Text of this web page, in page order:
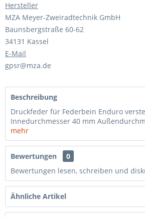
Hersteller
MZA Meyer-Zweiradtechnik GmbH
Baunsbergstraße 60-62
34131 Kassel
E-Mail
gpsr@mza.de
Beschreibung
Druckfeder für Federbein Enduro
Innedurchmesser 40 mm
mehr
Bewertungen
0
Bewertungen lesen, schreiben und
Ähnliche Artikel